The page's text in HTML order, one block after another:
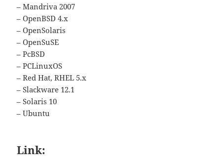
– Mandriva 2007
– OpenBSD 4.x
– OpenSolaris
– OpenSuSE
– PcBSD
– PCLinuxOS
– Red Hat, RHEL 5.x
– Slackware 12.1
– Solaris 10
– Ubuntu
Link: